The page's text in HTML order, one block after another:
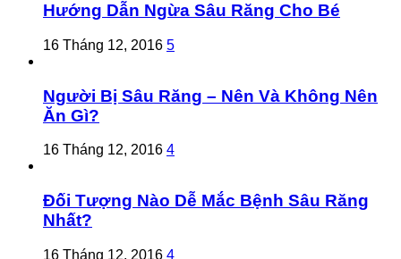
Hướng Dẫn Ngừa Sâu Răng Cho Bé
16 Tháng 12, 2016 5
Người Bị Sâu Răng – Nên Và Không Nên
Ăn Gì?
16 Tháng 12, 2016 4
Đối Tượng Nào Dễ Mắc Bệnh Sâu Răng
Nhất?
16 Tháng 12, 2016 4